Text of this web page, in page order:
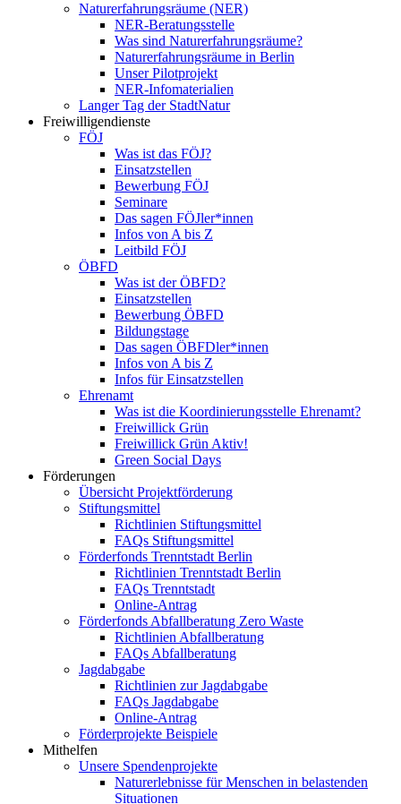
Naturerfahrungsräume (NER)
NER-Beratungsstelle
Was sind Naturerfahrungsräume?
Naturerfahrungsräume in Berlin
Unser Pilotprojekt
NER-Infomaterialien
Langer Tag der StadtNatur
Freiwilligendienste
FÖJ
Was ist das FÖJ?
Einsatzstellen
Bewerbung FÖJ
Seminare
Das sagen FÖJler*innen
Infos von A bis Z
Leitbild FÖJ
ÖBFD
Was ist der ÖBFD?
Einsatzstellen
Bewerbung ÖBFD
Bildungstage
Das sagen ÖBFDler*innen
Infos von A bis Z
Infos für Einsatzstellen
Ehrenamt
Was ist die Koordinierungsstelle Ehrenamt?
Freiwillick Grün
Freiwillick Grün Aktiv!
Green Social Days
Förderungen
Übersicht Projektförderung
Stiftungsmittel
Richtlinien Stiftungsmittel
FAQs Stiftungsmittel
Förderfonds Trenntstadt Berlin
Richtlinien Trenntstadt Berlin
FAQs Trenntstadt
Online-Antrag
Förderfonds Abfallberatung Zero Waste
Richtlinien Abfallberatung
FAQs Abfallberatung
Jagdabgabe
Richtlinien zur Jagdabgabe
FAQs Jagdabgabe
Online-Antrag
Förderprojekte Beispiele
Mithelfen
Unsere Spendenprojekte
Naturerlebnisse für Menschen in belastenden
Situationen